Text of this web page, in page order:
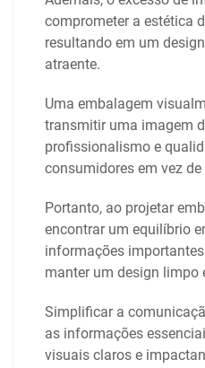
comprometer a estética
resultando em um
atraente.
Uma embalagem
transmitir uma imagem
profissionalismo e
consumidores em vez
Portanto, ao projetar
encontrar um equilíbrio
informações
manter um design limpo
Simplificar a
as informações
visuais claros e